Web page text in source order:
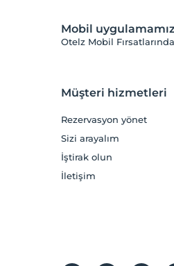
Mobil
Otelz Mobil
Müşteri hizmetleri
Rezervasyon yönet
Sizi arayalım
İştirak olun
İletişim